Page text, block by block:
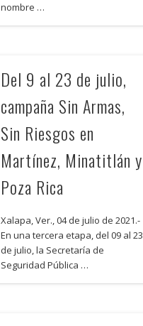
nombre …
Del 9 al 23 de julio,
campaña Sin Armas,
Sin Riesgos en
Martínez, Minatitlán y
Poza Rica
Xalapa, Ver., 04 de julio de 2021.-
En una tercera etapa, del 09 al 23
de julio, la Secretaría de
Seguridad Pública …